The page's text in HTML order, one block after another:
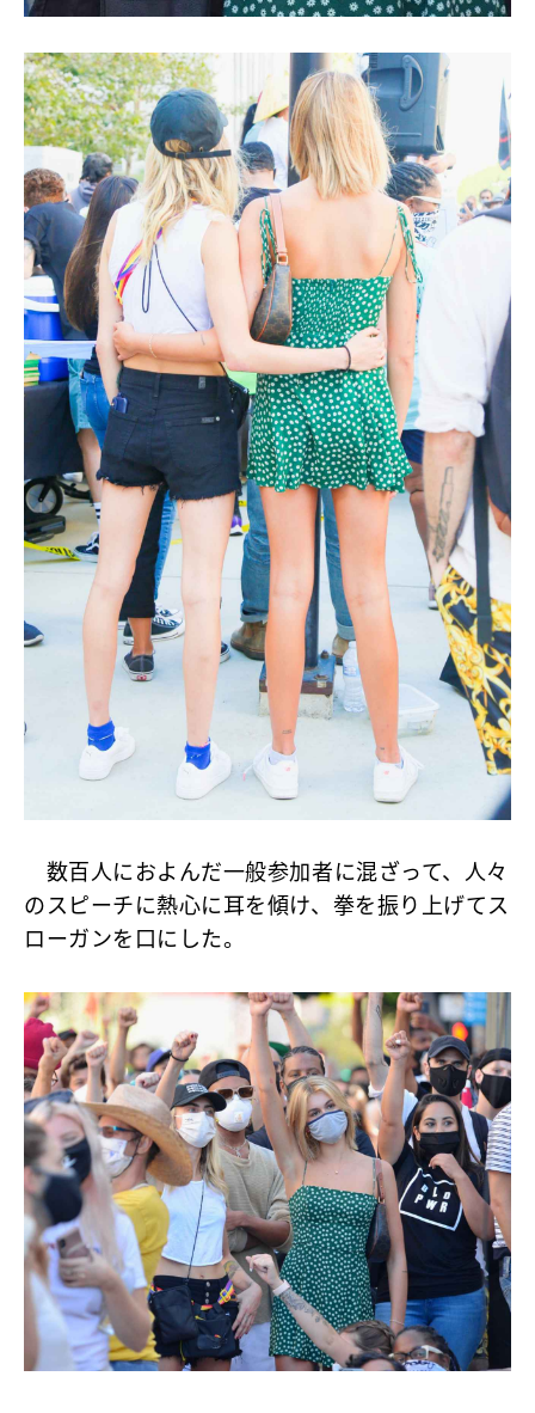
数百人におよんだ一般参加者に混ざって、人々
のスピーチに熱心に耳を傾け、拳を振り上げてス
ローガンを口にした。